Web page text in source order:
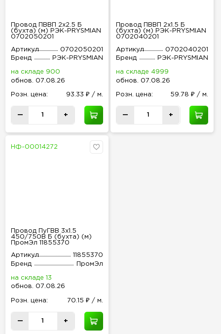
Провод ПВВП 2х2.5 Б
(бухта) (м) РЭК-PRYSMIAN
0702050201
Артикул
0702050201
Бренд
РЭК-PRYSMIAN
на складе 900
обнов
07.08.26
Розн цена: 93.33 ₽ / м.
— +
Провод ПВВП 2х1.5 Б
(бухта) (м) РЭК-PRYSMIAN
0702040201
Артикул
0702040201
Бренд
РЭК-PRYSMIAN
на складе 4999
обнов
07.08.26
Розн цена: 59.78 ₽ / м.
— +
НФ-00014272
Провод ПуГВВ 3х1.5
450/750В Б (бухта) (м)
ПромЭл 11855370
Артикул
11855370
Бренд
ПромЭл
на складе 13
обнов. 07.08.26
Розн цена: 70.15 ₽ / м.
— +